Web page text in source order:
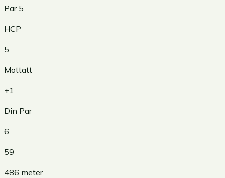
Par 5
HCP
5
Mottatt
+1
Din Par
6
59
486 meter